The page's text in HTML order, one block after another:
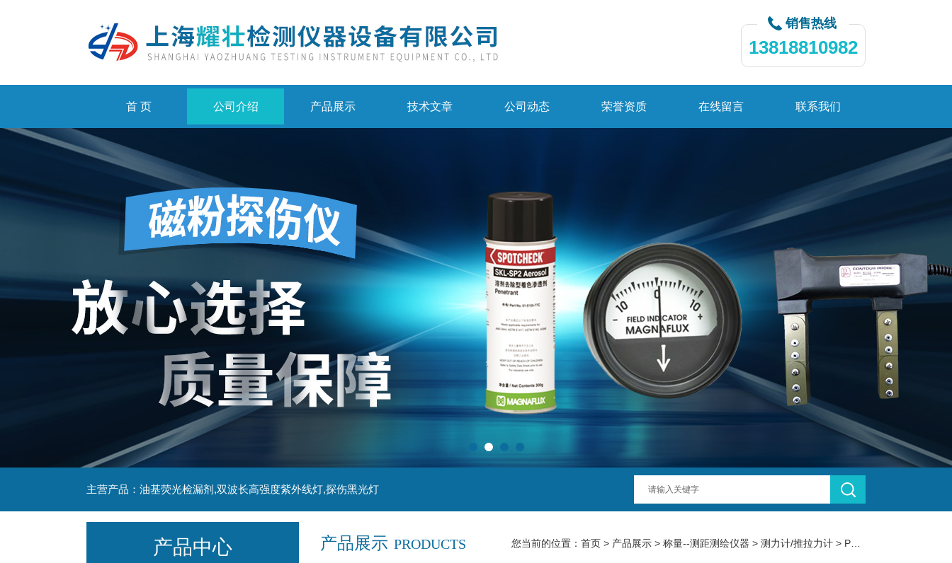
销售热线
13818810982
首 页 公司介绍 产品展示 技术文章 公司动态 荣誉资质 在线留言 联系我们
主营产品：油基荧光检漏剂,双波长高强度紫外线灯,探伤黑光灯
产品展示 PRODUCTS 您当前的位置： 首页 > 产品展示 > 称量--测距测绘仪器 > 测力计/推拉力计 > PosiTestAT-A全自动附着力检测仪
产品中心